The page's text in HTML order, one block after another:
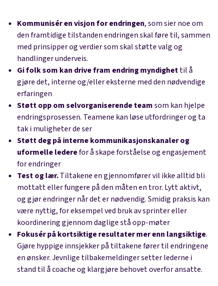
Kommunisér en visjon for endringen, som sier noe om
den framtidige tilstanden endringen skal føre til, sammen
med prinsipper og verdier som skal støtte valg og
handlinger underveis.
Gi folk som kan drive fram endring myndighettil å
gjøre det, interne og/eller eksterne med den nødvendige
erfaringen
Støtt opp om selvorganiserende teamsom kan hjelpe
endringsprosessen. Teamene kan løse utfordringer og ta
tak i muligheter de ser
Støtt deg på interne kommunikasjonskanaler og
uformelle lederefor å skape forståelse og engasjement
for endringer
Test og lær.Tiltakene en gjennomfører vil ikke alltid bli
mottatt eller fungere på den måten en tror. Lytt aktivt,
og gjør endringer når det er nødvendig. Smidig praksis kan
være nyttig, for eksempel ved bruk av sprinter eller
koordinering gjennom daglige stå opp-møter
Fokusér på kortsiktige resultater mer enn langsiktige.
Gjøre hyppige innsjekker på tiltakene fører til endringene
en ønsker. Jevnlige tilbakemeldinger setter lederne i
stand til å coache og klargjøre behovet overfor ansatte.